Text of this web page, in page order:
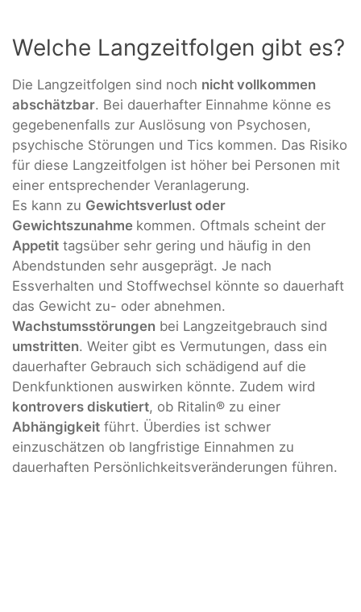
Welche Langzeitfolgen gibt es?
Die Langzeitfolgen sind noch nicht vollkommen
abschätzbar. Bei dauerhafter Einnahme könne es
gegebenenfalls zur Auslösung von Psychosen,
psychische Störungen und Tics kommen. Das Risiko
für diese Langzeitfolgen ist höher bei Personen mit
einer entsprechender Veranlagerung.
Es kann zu Gewichtsverlust oder
Gewichtszunahme kommen. Oftmals scheint der
Appetit tagsüber sehr gering und häufig in den
Abendstunden sehr ausgeprägt. Je nach
Essverhalten und Stoffwechsel könnte so dauerhaft
das Gewicht zu- oder abnehmen.
Wachstumsstörungen bei Langzeitgebrauch sind
umstritten. Weiter gibt es Vermutungen, dass ein
dauerhafter Gebrauch sich schädigend auf die
Denkfunktionen auswirken könnte. Zudem wird
kontrovers diskutiert, ob Ritalin® zu einer
Abhängigkeit führt. Überdies ist schwer
einzuschätzen ob langfristige Einnahmen zu
dauerhaften Persönlichkeitsveränderungen führen.